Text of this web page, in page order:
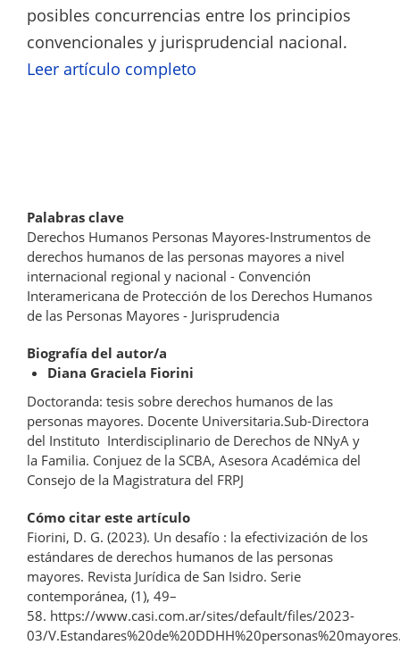
posibles concurrencias entre los principios
convencionales y jurisprudencial nacional.
Leer artículo completo
Palabras clave
Derechos Humanos Personas Mayores-Instrumentos de
derechos humanos de las personas mayores a nivel
internacional regional y nacional - Convención
Interamericana de Protección de los Derechos Humanos
de las Personas Mayores - Jurisprudencia
Biografía del autor/a
Diana Graciela Fiorini
Doctoranda: tesis sobre derechos humanos de las
personas mayores. Docente Universitaria.Sub-Directora
del Instituto Interdisciplinario de Derechos de NNyA y
la Familia. Conjuez de la SCBA, Asesora Académica del
Consejo de la Magistratura del FRPJ
Cómo citar este artículo
Fiorini, D. G. (2023). Un desafío : la efectivización de los
estándares de derechos humanos de las personas
mayores. Revista Jurídica de San Isidro. Serie
contemporánea, (1), 49–
58. https://www.casi.com.ar/sites/default/files/2023-
03/